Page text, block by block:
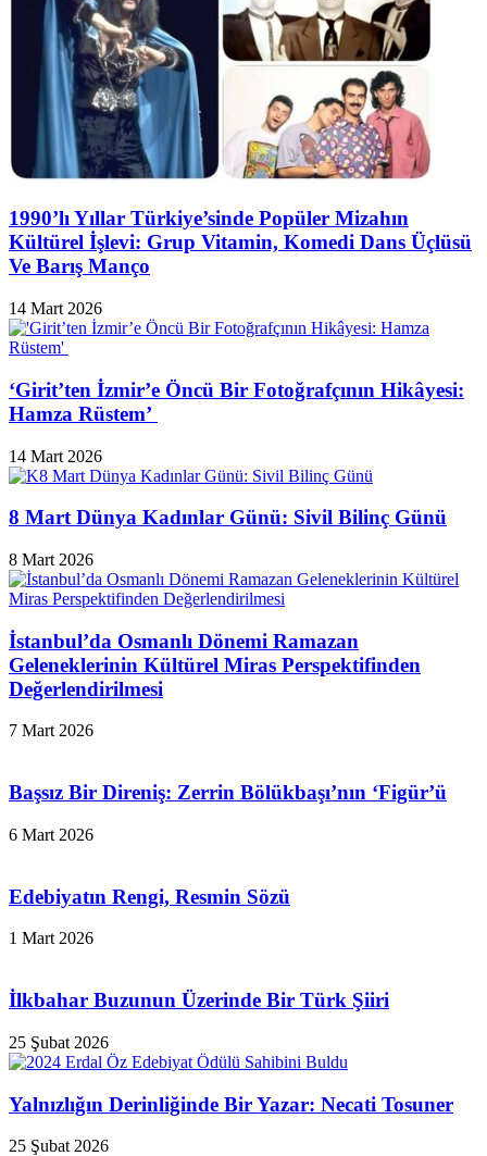
1990’lı Yıllar Türkiye’sinde Popüler Mizahın
Kültürel İşlevi: Grup Vitamin, Komedi Dans Üçlüsü
Ve Barış Manço
14 Mart 2026
‘Girit’ten İzmir’e Öncü Bir Fotoğrafçının Hikâyesi:
Hamza Rüstem’
14 Mart 2026
8 Mart Dünya Kadınlar Günü: Sivil Bilinç Günü
8 Mart 2026
İstanbul’da Osmanlı Dönemi Ramazan
Geleneklerinin Kültürel Miras Perspektifinden
Değerlendirilmesi
7 Mart 2026
Başsız Bir Direniş: Zerrin Bölükbaşı’nın ‘Figür’ü
6 Mart 2026
Edebiyatın Rengi, Resmin Sözü
1 Mart 2026
İlkbahar Buzunun Üzerinde Bir Türk Şiiri
25 Şubat 2026
Yalnızlığın Derinliğinde Bir Yazar: Necati Tosuner
25 Şubat 2026